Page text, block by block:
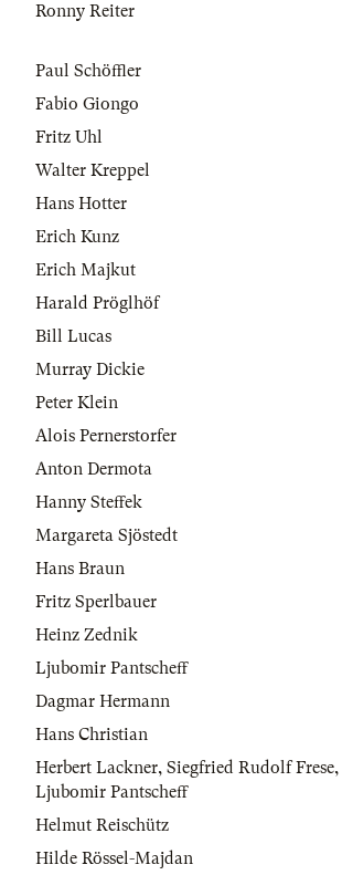
Ronny Reiter
Paul Schöffler
Fabio Giongo
Fritz Uhl
Walter Kreppel
Hans Hotter
Erich Kunz
Erich Majkut
Harald Pröglhöf
Bill Lucas
Murray Dickie
Peter Klein
Alois Pernerstorfer
Anton Dermota
Hanny Steffek
Margareta Sjöstedt
Hans Braun
Fritz Sperlbauer
Heinz Zednik
Ljubomir Pantscheff
Dagmar Hermann
Hans Christian
Herbert Lackner, Siegfried Rudolf Frese,
Ljubomir Pantscheff
Helmut Reischütz
Hilde Rössel-Majdan